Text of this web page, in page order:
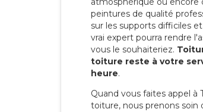
peintures de qualité
sur les supports difficiles
vrai expert pourra rendre
vous le souhaiteriez.
toiture reste à votre
heure.
Quand vous faites appel à
toiture, nous prenons soin